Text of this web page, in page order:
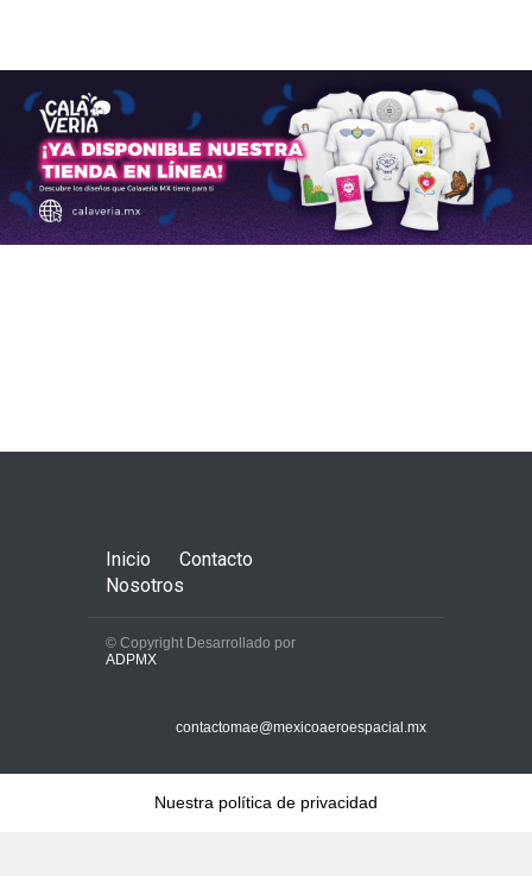
Inicio
Contacto
Nosotros
© Copyright Desarrollado por
ADPMX
contactomae@mexicoaeroespacial.mx
Nuestra política de privacidad